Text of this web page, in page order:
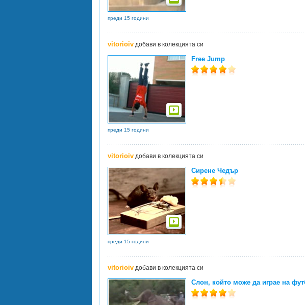
преди 15 години
vitorioivдобави в колекцията си
Free Jump
преди 15 години
vitorioivдобави в колекцията си
Сирене Чедър
преди 15 години
vitorioivдобави в колекцията си
Слон, който може да играе на